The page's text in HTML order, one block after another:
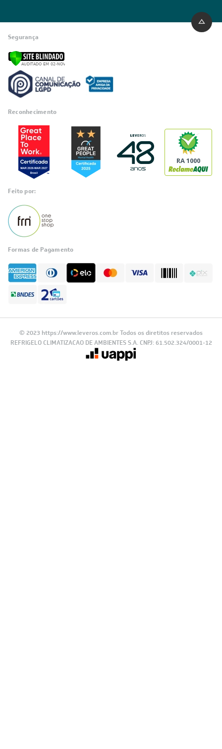
Segurança
Reconhecimento
RA 1000
Feito por:
Formas de Pagamento
© 2023 https://www.leveros.com.br Todos os diretitos reservados
REFRIGELO CLIMATIZACAO DE AMBIENTES S.A. CNPJ: 61.502.324/0001-12